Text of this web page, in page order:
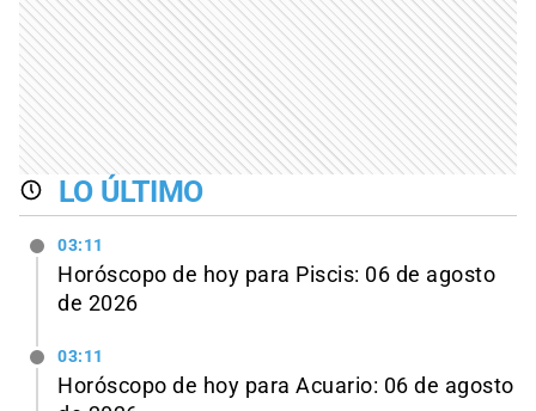
LO ÚLTIMO
03:11
Horóscopo de hoy para Piscis: 06 de agosto
de 2026
03:11
Horóscopo de hoy para Acuario: 06 de agosto